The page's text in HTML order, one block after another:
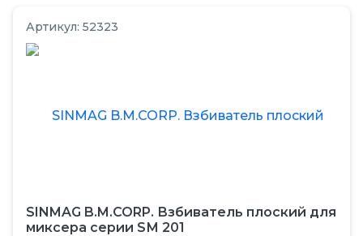
Артикул: 52323
SINMAG B.M.CORP. Взбиватель плоский для
миксера серии SМ 201